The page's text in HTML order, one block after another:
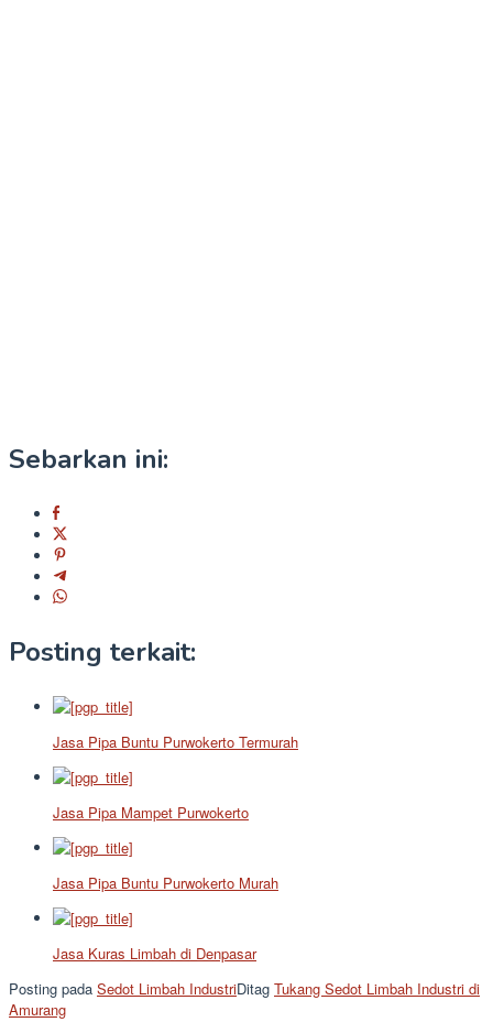
Sebarkan ini:
Posting terkait:
Jasa Pipa Buntu Purwokerto Termurah
Jasa Pipa Mampet Purwokerto
Jasa Pipa Buntu Purwokerto Murah
Jasa Kuras Limbah di Denpasar
Posting pada Sedot Limbah IndustriDitag Tukang Sedot Limbah Industri di
Amurang